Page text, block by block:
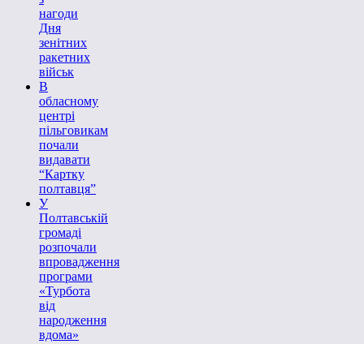
нагоди
Дня
зенітних
ракетних
військ
В
обласному
центрі
пільговикам
почали
видавати
“Картку
полтавця”
У
Полтавській
громаді
розпочали
впровадження
програми
«Турбота
від
народження
вдома»